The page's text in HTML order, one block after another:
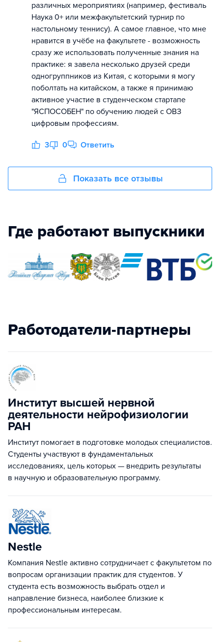
различных мероприятиях (например, фестиваль
Наука 0+ или межфакультетский турнир по
настольному теннису). А самое главное, что мне
нравится в учёбе на факультете - возможность
сразу же использовать полученные знания на
практике: я завела несколько друзей среди
одногруппников из Китая, с которыми я могу
поболтать на китайском, а также я принимаю
активное участие в студенческом стартапе
"ЯСПОСОБЕН" по обучению людей с ОВЗ
цифровым профессиям.
3 0 Ответить
Показать все отзывы
Где работают выпускники
Работодатели-партнеры
Институт высшей нервной
деятельности нейрофизиологии
РАН
Институт помогает в подготовке молодых специалистов.
Студенты участвуют в фундаментальных
исследованиях, цель которых — внедрить результаты
в научную и образовательную программу.
Nestle
Компания Nestle активно сотрудничает с факультетом по
вопросам организации практик для студентов. У
студента есть возможность выбрать отдел и
направление бизнеса, наиболее близкие к
профессиональным интересам.